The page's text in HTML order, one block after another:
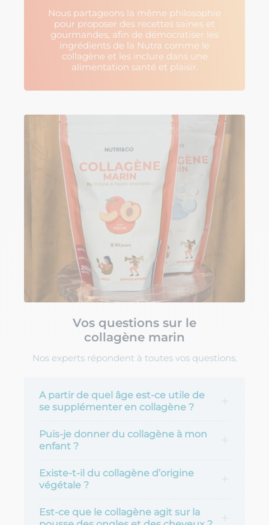
Vos questions sur le
collagène marin
Nos experts répondent à toutes vos questions.
A partir de quel âge est-ce utile de
se supplémenter en collagène ?
Puis-je donner du collagène à mon
enfant ?
Existe-t-il du collagène d’origine
végétale ?
Est-ce que le collagène agit sur la
Nous partageons la même philosophie
pour proposer des recettes saines et
gourmandes, afin de démocratiser les
ingrédients de la Nutra comme le
collagène et les inclure dans une
alimentation santé et plaisir.